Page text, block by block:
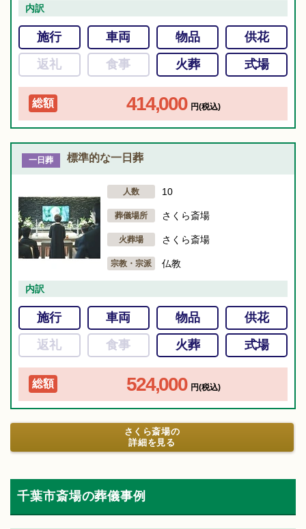
内訳
施行 車両 物品
供花
返礼
食事 火葬 式場
総額 414,000 円(税込)
一日葬 標準的な一日葬
人数 10
葬儀場所 さくら斎場
火葬場 さくら斎場
宗教・宗派 仏教
内訳
施行 車両 物品
供花
返礼
食事 火葬 式場
総額 524,000 円(税込)
さくら斎場の
詳細を見る
千葉市斎場の葬儀事例